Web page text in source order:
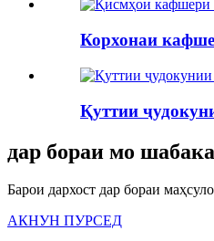
Корхонаи
Қуттии
дар бораи мо
Барои дархост дар бораи
АКНУН ПУРСЕД